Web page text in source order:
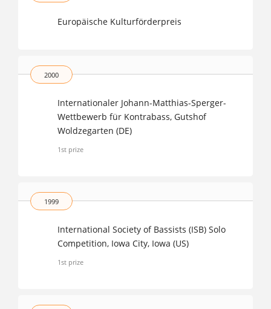
Europäische Kulturförderpreis
2000
Internationaler Johann-Matthias-Sperger-
Wettbewerb für Kontrabass, Gutshof
Woldzegarten (DE)
1st prize
1999
International Society of Bassists (ISB) Solo
Competition, Iowa City, Iowa (US)
1st prize